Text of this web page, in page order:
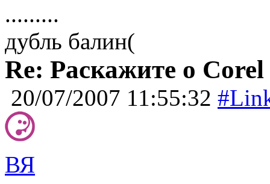
.........
дубль балин(
Re: Раскажите о
20/07/2007 11:55:32
ВЯ